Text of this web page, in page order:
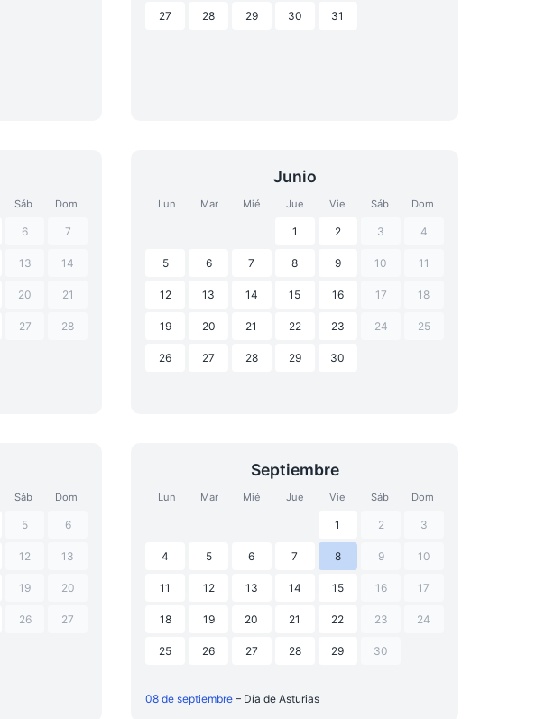
27 28 29 30 31
Sáb Dom
6 7
13 14
20 21
27 28
Junio
Lun Mar Mié Jue Vie Sáb Dom
1 2 3 4
5 6 7 8 9 10 11
12 13 14 15 16 17 18
19 20 21 22 23 24 25
26 27 28 29 30
Sáb Dom
5 6
12 13
19 20
26 27
Septiembre
Lun Mar Mié Jue Vie Sáb Dom
1 2 3
4 5 6 7 8 9 10
11 12 13 14 15 16 17
18 19 20 21 22 23 24
25 26 27 28 29 30
08 de septiembre– Día de Asturias